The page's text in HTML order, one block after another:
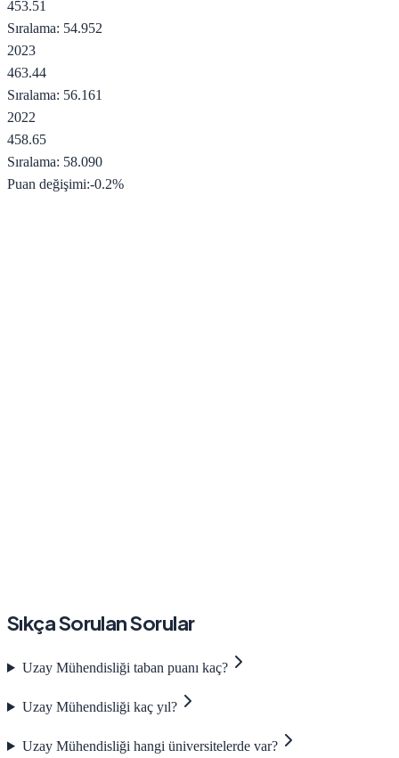
453.51
Sıralama: 54.952
2023
463.44
Sıralama: 56.161
2022
458.65
Sıralama: 58.090
Puan değişimi:-0.2%
Sıkça Sorulan Sorular
Uzay Mühendisliği taban puanı kaç?
Uzay Mühendisliği kaç yıl?
Uzay Mühendisliği hangi üniversitelerde var?